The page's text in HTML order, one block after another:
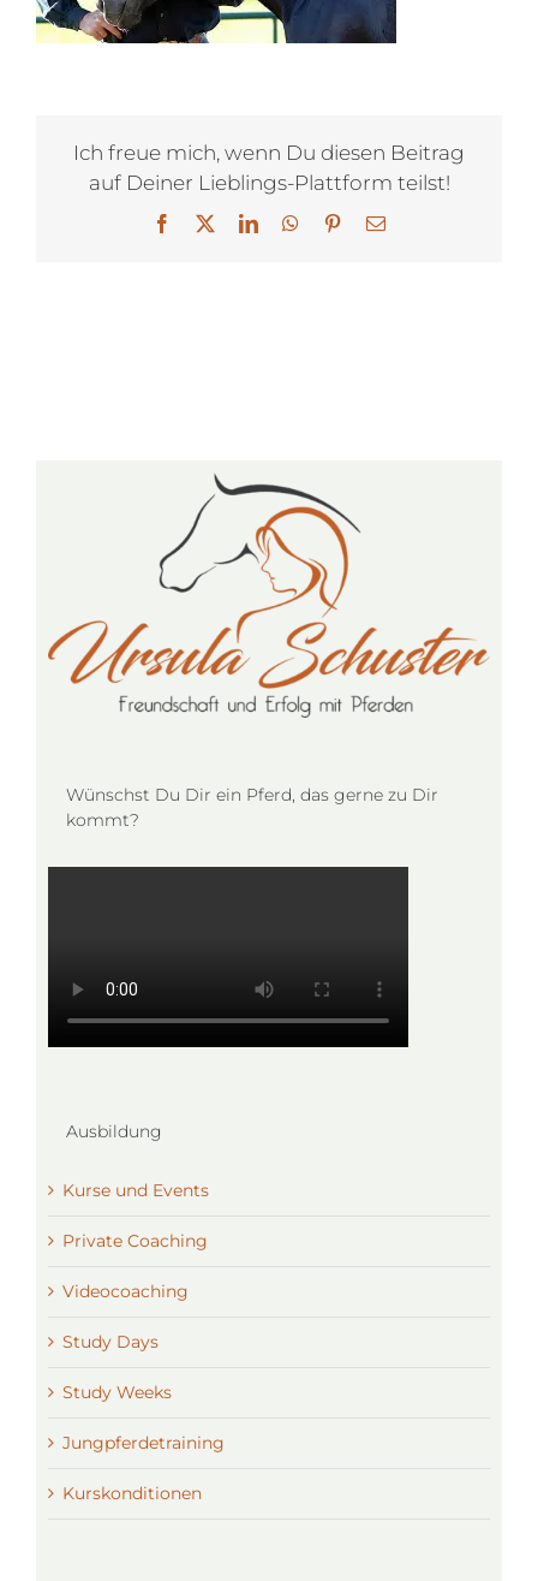
Ich freue mich, wenn Du diesen Beitrag
auf Deiner Lieblings-Plattform teilst!
Facebook LinkedInWhatsApp
Pinterest
E-
Wünschst Du Dir ein Pferd, das gerne zu Dir
kommt?
Ausbildung
Kurse und Events
Private Coaching
Videocoaching
Study Days
Study Weeks
Jungpferdetraining
Kurskonditionen